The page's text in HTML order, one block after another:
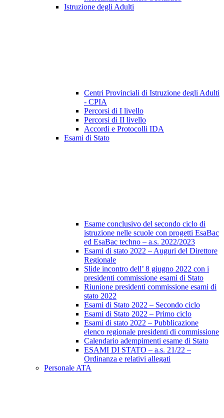
Istruzione degli Adulti
Centri Provinciali di Istruzione degli Adulti
- CPIA
Percorsi di I livello
Percorsi di II livello
Accordi e Protocolli IDA
Esami di Stato
Esame conclusivo del secondo ciclo di
istruzione nelle scuole con progetti EsaBac
ed EsaBac techno – a.s. 2022/2023
Esami di stato 2022 – Auguri del Direttore
Regionale
Slide incontro dell’ 8 giugno 2022 con i
presidenti commissione esami di Stato
Riunione presidenti commissione esami di
stato 2022
Esami di Stato 2022 – Secondo ciclo
Esami di Stato 2022 – Primo ciclo
Esami di stato 2022 – Pubblicazione
elenco regionale presidenti di commissione
Calendario adempimenti esame di Stato
ESAMI DI STATO – a.s. 21/22 –
Ordinanza e relativi allegati
Personale ATA